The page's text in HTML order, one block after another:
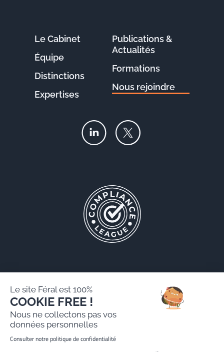
Le Cabinet
Équipe
Distinctions
Expertises
Publications &
Actualités
Formations
Nous rejoindre
Mentions légales
Politique de protection des données personnelles
Le site Féral est 100%
COOKIE FREE !
Nous ne collectons pas vos
données personnelles
Consulter notre politique de confidentialité